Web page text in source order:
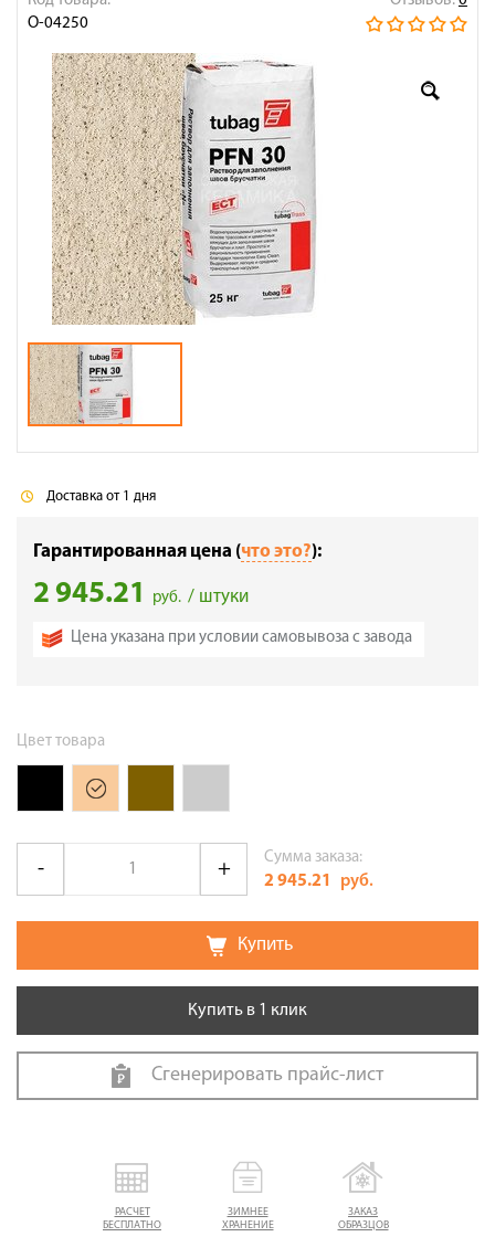
Оплата
Сотрудничество
Галерея объектов
Контакты
О-04250
РАСЧЕТ
БЕСПЛАТНО
ЗИМНЕЕ
ХРАНЕНИЕ
ЗАКАЗ
ОБРАЗЦОВ
Доставка от 1 дня
Гарантированная цена (что это?):
2 945.21 руб. / штуки
Цена указана при условии самовывоза с завода
Цвет товара
Сумма заказа:
2 945.21 руб.
Купить
Купить в 1 клик
Сгенерировать прайс-лист